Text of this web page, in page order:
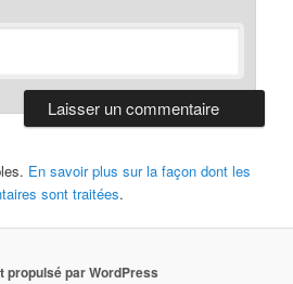
En savoir plus sur la façon dont les
sont traitées.
propulsé par WordPress